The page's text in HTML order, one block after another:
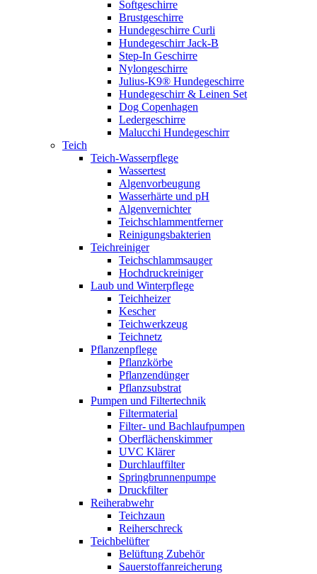
Softgeschirre
Brustgeschirre
Hundegeschirre Curli
Hundegeschirr Jack-B
Step-In Geschirre
Nylongeschirre
Julius-K9® Hundegeschirre
Hundegeschirr & Leinen Set
Dog Copenhagen
Ledergeschirre
Malucchi Hundegeschirr
Teich
Teich-Wasserpflege
Wassertest
Algenvorbeugung
Wasserhärte und pH
Algenvernichter
Teichschlammentferner
Reinigungsbakterien
Teichreiniger
Teichschlammsauger
Hochdruckreiniger
Laub und Winterpflege
Teichheizer
Kescher
Teichwerkzeug
Teichnetz
Pflanzenpflege
Pflanzkörbe
Pflanzendünger
Pflanzsubstrat
Pumpen und Filtertechnik
Filtermaterial
Filter- und Bachlaufpumpen
Oberflächenskimmer
UVC Klärer
Durchlauffilter
Springbrunnenpumpe
Druckfilter
Reiherabwehr
Teichzaun
Reiherschreck
Teichbelüfter
Belüftung Zubehör
Sauerstoffanreicherung